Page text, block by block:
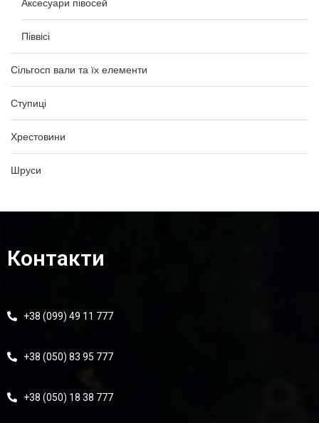
Аксесуари півосей
Піввісі
Сільгосп вали та їх елементи
Ступиці
Хрестовини
Шруси
Контакти
+38 (099) 49 11 777
+38 (050) 83 95 777
+38 (050) 18 38 777